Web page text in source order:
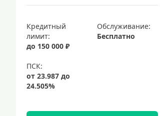
Кредитный
лимит:
до 150 000 ₽
Обслуживание:
Бесплатно